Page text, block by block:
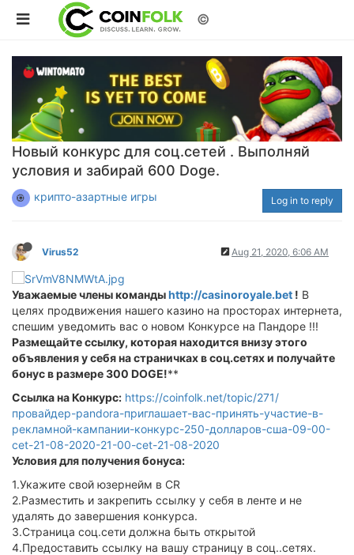
©
Новый конкурс для соц.сетей . Выполняй
условия и забирай 600 Doge.
крипто-азартные игры Log in to reply
Virus52 Aug 21, 2020, 6:06 AM
Уважаемые члены командыhttp://casinoroyale.bet ! В
целях продвижения нашего казино на просторах интернета,
спешим уведомить вас о новом Конкурсе на Пандоре !!!
Размещайте ссылку, которая находится внизу этого
объявления у себя на страничках в соц.сетях и получайте
бонус в размере 300 DOGE!**
Ссылка на Конкурс: https://coinfolk.net/topic/271/
провайдер-pandora-приглашает-вас-принять-участие-в-
рекламной-кампании-конкурс-250-долларов-сша-09-00-
cet-21-08-2020-21-00-cet-21-08-2020
Условия для получения бонуса:
1.Укажите свой юзернейм в CR
2.Разместить и закрепить ссылку у себя в ленте и не
удалять до завершения конкурса.
3.Страница соц.сети должна быть открытой
4.Предоставить ссылку на вашу страницу в соц..сетях.